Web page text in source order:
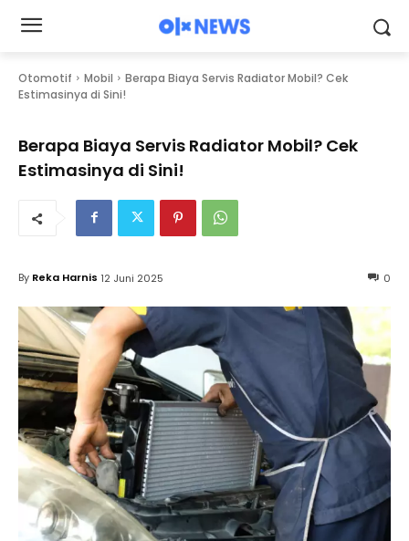
Otomotif Mobil
Berapa Biaya Servis Radiator Mobil? Cek
Estimasinya di Sini!
Berapa Biaya Servis Radiator Mobil? Cek
Estimasinya di Sini!
0
By Reka Harnis 12 Juni 2025